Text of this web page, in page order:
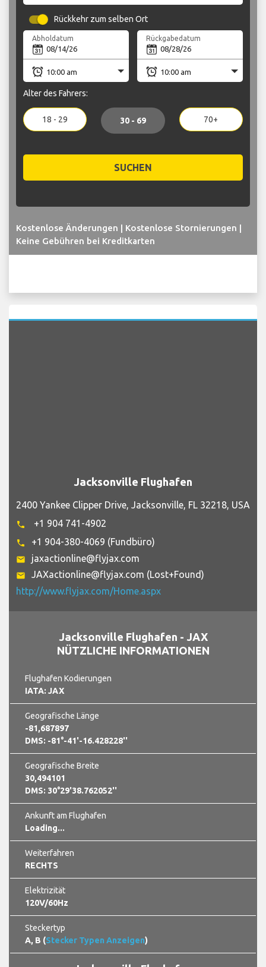
Rückkehr zum selben Ort
Abholdatum Rückgabedatum
Alter des Fahrers:
18 - 29 30 - 69 70+
SUCHEN
Kostenlose Änderungen | Kostenlose Stornierungen |
Keine Gebühren bei Kreditkarten
Jacksonville Flughafen
2400 Yankee Clipper Drive, Jacksonville, FL 32218, USA
phone +1 904 741-4902
phone +1 904-380-4069 (Fundbüro)
email jaxactionline@flyjax.com
email
JAXactionline@flyjax.com (Lost+Found)
http://www.flyjax.com/Home.aspx
Jacksonville Flughafen - JAX
NÜTZLICHE INFORMATIONEN
Flughafen Kodierungen
IATA: JAX
Geografische Länge
-81,687897
DMS: -81°-41'-16.428228''
Geografische Breite
30,494101
DMS: 30°29'38.762052''
Ankunft am Flughafen
Loading...
Weiterfahren
RECHTS
Elektrizität
120V/60Hz
Steckertyp
A, B (Stecker Typen Anzeigen)